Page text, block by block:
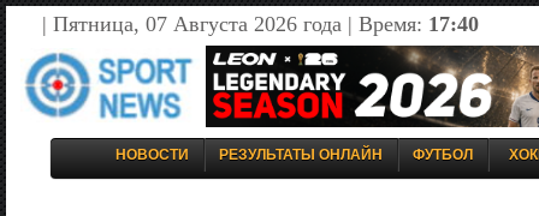
| Пятница, 07 Августа 2026 года | Время: 17:40
НОВОСТИ РЕЗУЛЬТАТЫ ОНЛАЙН ФУТБОЛ